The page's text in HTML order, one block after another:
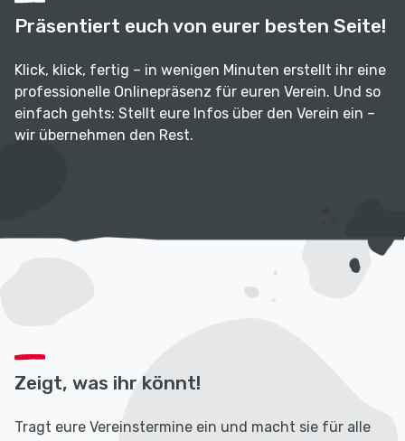
Präsentiert euch von eurer besten Seite!
Klick, klick, fertig – in wenigen Minuten erstellt ihr eine
professionelle Onlinepräsenz für euren Verein. Und so
einfach gehts: Stellt eure Infos über den Verein ein –
wir übernehmen den Rest.
Zeigt, was ihr könnt!
Tragt eure Vereinstermine ein und macht sie für alle